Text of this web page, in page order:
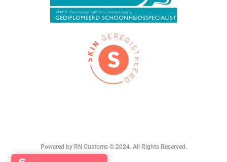
Powered by RN Customs© 2024. All Rights Reserved.